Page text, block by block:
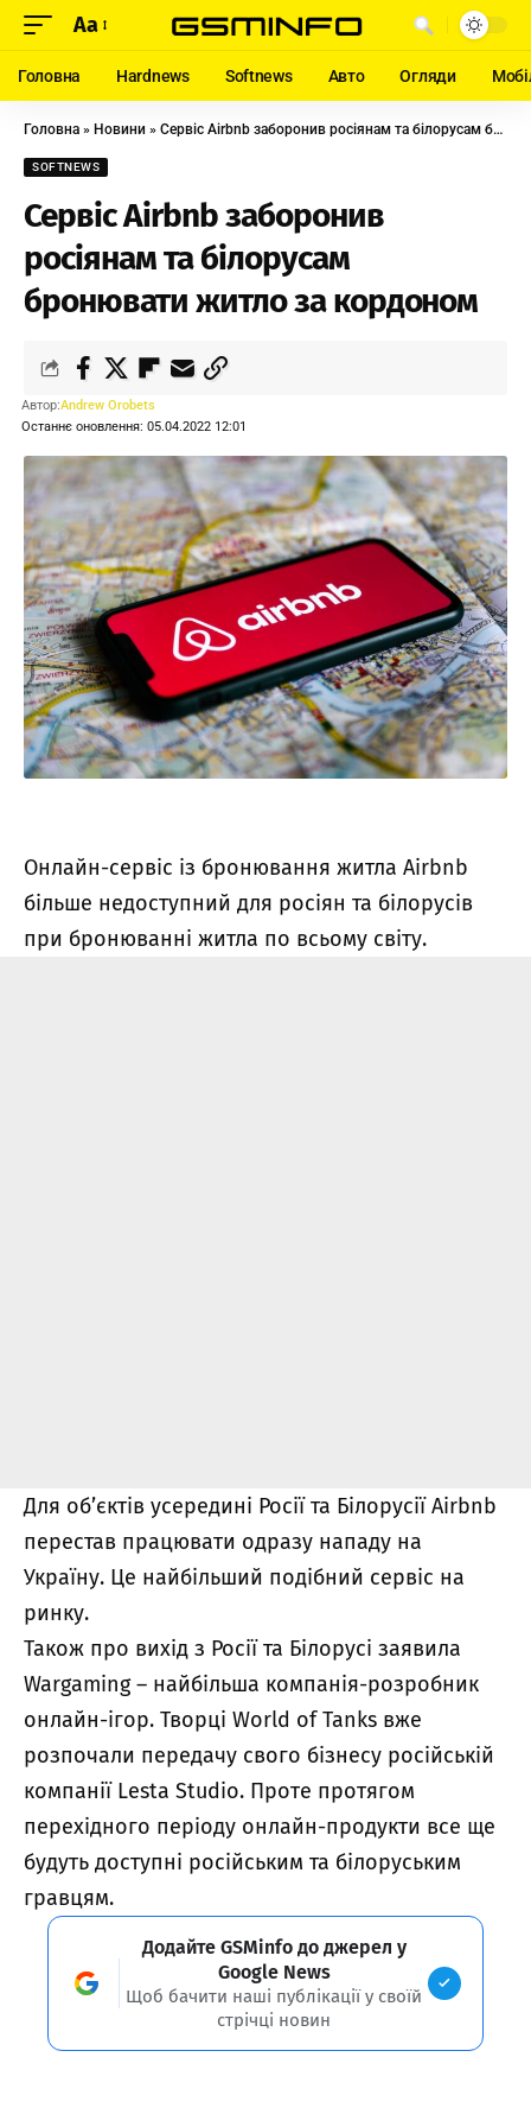
Aa
Головна Hardnews Softnews Авто Огляди
Головна » Новини » Сервіс Airbnb заборонив росіянам та білорусам бронювати житло за кордоном
SOFTNEWS
Сервіс Airbnb заборонив
росіянам та білорусам
бронювати житло за кордоном
Останнє оновлення: 05.04.2022 12:01
Автор:Andrew Orobets
Онлайн-сервіс із бронювання житла Airbnb
більше недоступний для росіян та білорусів
при бронюванні житла по всьому світу.
Для об’єктів усередині Росії та Білорусії Airbnb
перестав працювати одразу нападу на
Україну. Це найбільший подібний сервіс на
ринку.
Також про вихід з Росії та Білорусі заявила
Wargaming – найбільша компанія-розробник
онлайн-ігор. Творці World of Tanks вже
розпочали передачу свого бізнесу російській
компанії Lesta Studio. Проте протягом
перехідного періоду онлайн-продукти все ще
будуть доступні російським та білоруським
гравцям.
Додайте GSMinfo до джерел у
Google News
Щоб бачити наші публікації у своїй
стрічці новин